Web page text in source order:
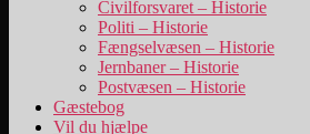
Civilforsvaret – Historie
Politi – Historie
Fængselvæsen – Historie
Jernbaner – Historie
Postvæsen – Historie
Gæstebog
Vil du hjælpe